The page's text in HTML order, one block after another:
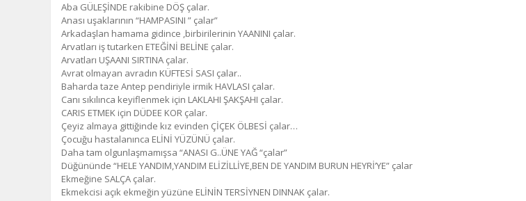
Aba GÜLEŞİNDE rakibine DÖŞ çalar.
Anası uşaklarının “HAMPASINI ” çalar”
Arkadaşlan hamama gidince ,birbirilerinin YAANINI çalar.
Arvatları iş tutarken ETEĞİNİ BELİNE çalar.
Arvatları UŞAANI SIRTINA çalar.
Avrat olmayan avradın KÜFTESİ SASI çalar..
Baharda taze Antep pendiriyle irmik HAVLASI çalar.
Canı sıkılınca keyiflenmek için LAKLAHI ŞAKŞAHI çalar.
CARIS ETMEK için DÜDEE KOR çalar.
Çeyiz almaya gittiğinde kız evinden ÇİÇEK ÖLBESİ çalar…
Çocuğu hastalanınca ELİNİ YÜZÜNÜ çalar.
Daha tam olgunlaşmamışsa “ANASI G..ÜNE YAĞ “çalar”
Düğününde “HELE YANDIM,YANDIM ELİZİLLİYE,BEN DE YANDIM BURUN HEYRİ’YE” çalar
Ekmeğine SALÇA çalar.
Ekmekcisi açık ekmeğin yüzüne ELİNİN TERSİYNEN DINNAK çalar.